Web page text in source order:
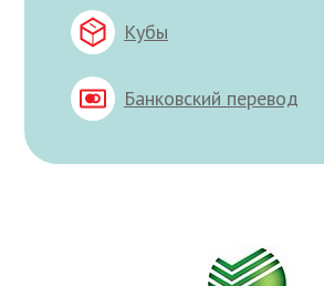
Кубы
Банковский перевод